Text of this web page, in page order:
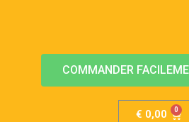
COMMANDER
€ 0,00